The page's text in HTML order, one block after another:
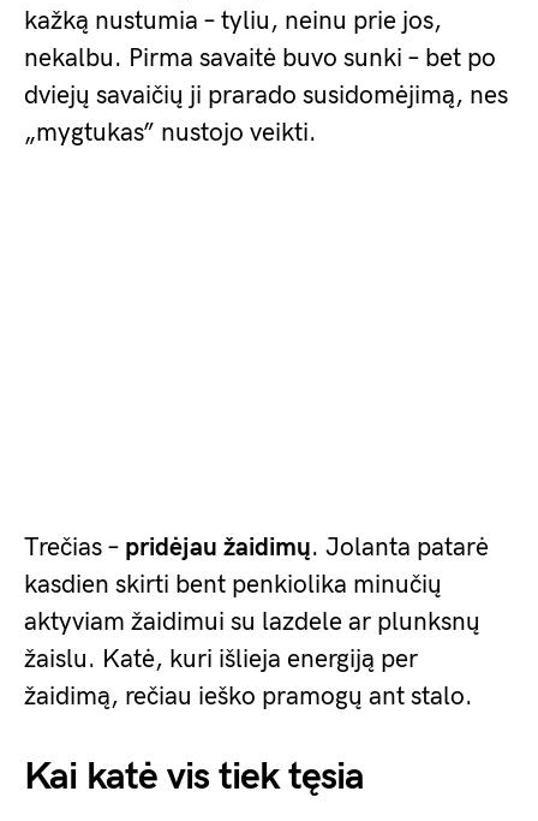
kažką nustumia – tyliu, neinu prie jos,
nekalbu. Pirma savaitė buvo sunki – bet po
dviejų savaičių ji prarado susidomėjimą, nes
„mygtukas” nustojo veikti.
Trečias – pridėjau žaidimų. Jolanta patarė
kasdien skirti bent penkiolika minučių
aktyviam žaidimui su lazdele ar plunksnų
žaislu. Katė, kuri išlieja energiją per
žaidimą, rečiau ieško pramogų ant stalo.
Kai katė vis tiek tęsia